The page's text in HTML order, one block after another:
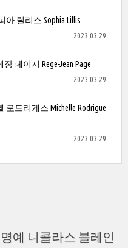
릴리스 Sophia Lillis
2023.03.29
페이지 Rege-Jean Page
2023.03.29
드리게스 Michelle Rodrigue
2023.03.29
예 니콜라스 블레인